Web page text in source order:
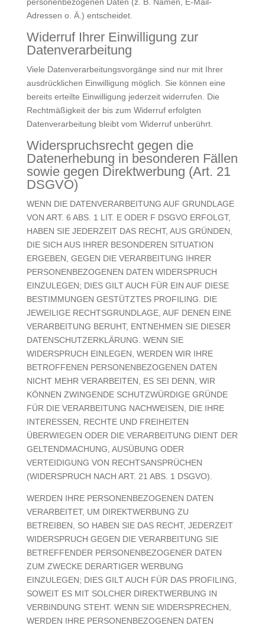
Adressen o. Ä.) entscheidet.
Widerruf Ihrer Einwilligung zur
Datenverarbeitung
Viele Datenverarbeitungsvorgänge sind nur mit Ihrer
ausdrücklichen Einwilligung möglich. Sie können eine
bereits erteilte Einwilligung jederzeit widerrufen. Die
Rechtmäßigkeit der bis zum Widerruf erfolgten
Datenverarbeitung bleibt vom Widerruf unberührt.
Widerspruchsrecht gegen die
Datenerhebung in besonderen Fällen
sowie gegen Direktwerbung (Art. 21
DSGVO)
WENN DIE DATENVERARBEITUNG AUF GRUNDLAGE
VON ART. 6 ABS. 1 LIT. E ODER F DSGVO ERFOLGT,
HABEN SIE JEDERZEIT DAS RECHT, AUS GRÜNDEN,
DIE SICH AUS IHRER BESONDEREN SITUATION
ERGEBEN, GEGEN DIE VERARBEITUNG IHRER
PERSONENBEZOGENEN DATEN WIDERSPRUCH
EINZULEGEN; DIES GILT AUCH FÜR EIN AUF DIESE
BESTIMMUNGEN GESTÜTZTES PROFILING. DIE
JEWEILIGE RECHTSGRUNDLAGE, AUF DENEN EINE
VERARBEITUNG BERUHT, ENTNEHMEN SIE DIESER
DATENSCHUTZERKLÄRUNG. WENN SIE
WIDERSPRUCH EINLEGEN, WERDEN WIR IHRE
BETROFFENEN PERSONENBEZOGENEN DATEN
NICHT MEHR VERARBEITEN, ES SEI DENN, WIR
KÖNNEN ZWINGENDE SCHUTZWÜRDIGE GRÜNDE
FÜR DIE VERARBEITUNG NACHWEISEN, DIE IHRE
INTERESSEN, RECHTE UND FREIHEITEN
ÜBERWIEGEN ODER DIE VERARBEITUNG DIENT DER
GELTENDMACHUNG, AUSÜBUNG ODER
VERTEIDIGUNG VON RECHTSANSPRÜCHEN
(WIDERSPRUCH NACH ART. 21 ABS. 1 DSGVO).
WERDEN IHRE PERSONENBEZOGENEN DATEN
VERARBEITET, UM DIREKTWERBUNG ZU
BETREIBEN, SO HABEN SIE DAS RECHT, JEDERZEIT
WIDERSPRUCH GEGEN DIE VERARBEITUNG SIE
BETREFFENDER PERSONENBEZOGENER DATEN
ZUM ZWECKE DERARTIGER WERBUNG
EINZULEGEN; DIES GILT AUCH FÜR DAS PROFILING,
SOWEIT ES MIT SOLCHER DIREKTWERBUNG IN
VERBINDUNG STEHT. WENN SIE WIDERSPRECHEN,
WERDEN IHRE PERSONENBEZOGENEN DATEN